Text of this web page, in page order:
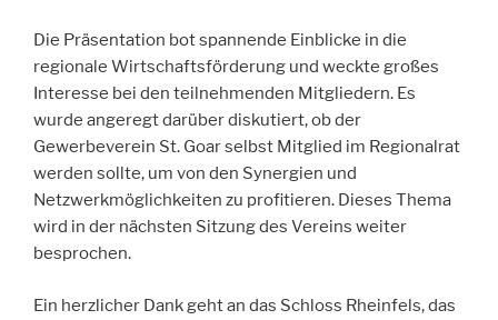
Die Präsentation bot spannende Einblicke in die
regionale Wirtschaftsförderung und weckte großes
Interesse bei den teilnehmenden Mitgliedern. Es
wurde angeregt darüber diskutiert, ob der
Gewerbeverein St. Goar selbst Mitglied im Regionalrat
werden sollte, um von den Synergien und
Netzwerkmöglichkeiten zu profitieren. Dieses Thema
wird in der nächsten Sitzung des Vereins weiter
besprochen.
Ein herzlicher Dank geht an das Schloss Rheinfels, das